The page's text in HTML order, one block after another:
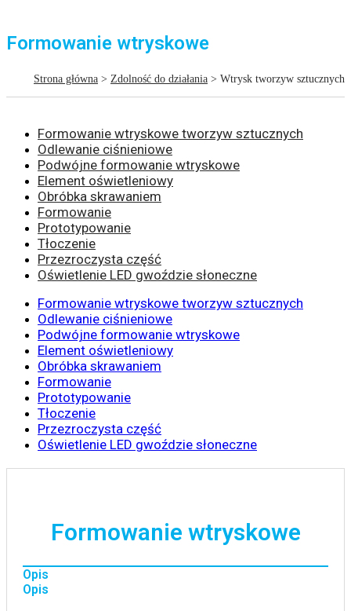
Formowanie wtryskowe
Strona główna > Zdolność do działania > Wtrysk tworzyw sztucznych
Formowanie wtryskowe tworzyw sztucznych
Odlewanie ciśnieniowe
Podwójne formowanie wtryskowe
Element oświetleniowy
Obróbka skrawaniem
Formowanie
Prototypowanie
Tłoczenie
Przezroczysta część
Oświetlenie LED gwoździe słoneczne
Formowanie wtryskowe tworzyw sztucznych
Odlewanie ciśnieniowe
Podwójne formowanie wtryskowe
Element oświetleniowy
Obróbka skrawaniem
Formowanie
Prototypowanie
Tłoczenie
Przezroczysta część
Oświetlenie LED gwoździe słoneczne
Formowanie wtryskowe
Opis
Opis